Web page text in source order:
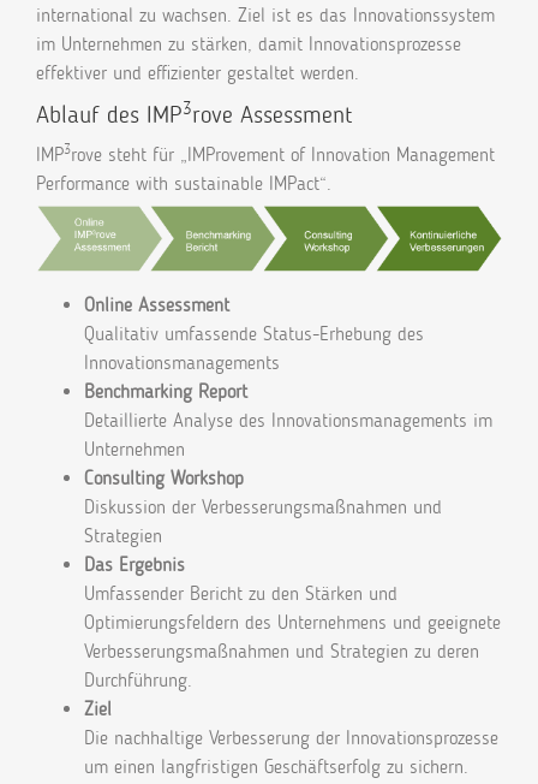
international zu wachsen. Ziel ist es das Innovationssystem
im Unternehmen zu stärken, damit Innovationsprozesse
effektiver und effizienter gestaltet werden.
Ablauf des IMP3rove Assessment
IMP3rove steht für „IMProvement of Innovation Management
Performance with sustainable IMPact“.
Online Assessment
Qualitativ umfassende Status-Erhebung des
Innovationsmanagements
Benchmarking Report
Detaillierte Analyse des Innovationsmanagements im
Unternehmen
Consulting Workshop
Diskussion der Verbesserungsmaßnahmen und
Strategien
Das Ergebnis
Umfassender Bericht zu den Stärken und
Optimierungsfeldern des Unternehmens und geeignete
Verbesserungsmaßnahmen und Strategien zu deren
Durchführung.
Ziel
Die nachhaltige Verbesserung der Innovationsprozesse
um einen langfristigen Geschäftserfolg zu sichern.